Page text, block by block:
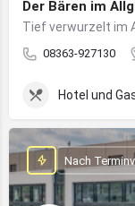
Der Bären im
Tief verwurzelt im
08363-927130
Hotel und
Nach